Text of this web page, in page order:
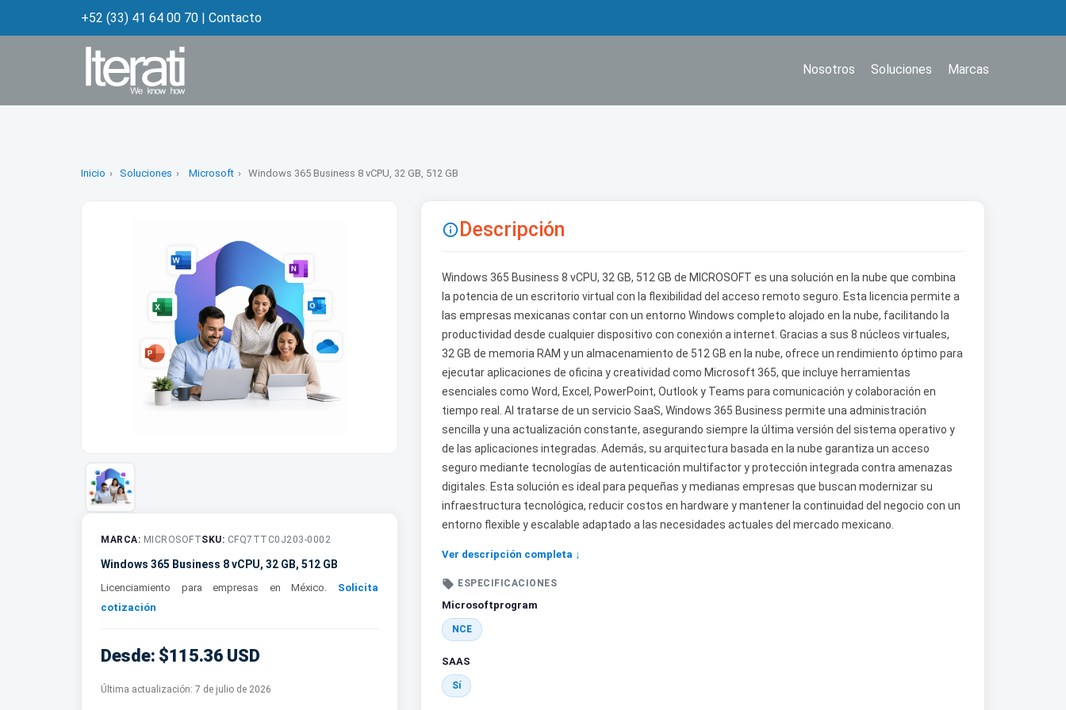
+52 (33) 41 64 00 70 | Contacto
Marcas
Soluciones
Nosotros
Inicio Soluciones Microsoft Windows 365 Business 8 vCPU, 32 GB, 512 GB
MARCA: MICROSOFTSKU: CFQ7TTC0J203-0002
Windows 365 Business 8 vCPU, 32 GB, 512 GB
Licenciamiento para empresas en México. Solicita
cotización
Desde: $115.36 USD
Última actualización: 7 de julio de 2026
 Descripción
Windows 365 Business 8 vCPU, 32 GB, 512 GB de MICROSOFT es una solución en la nube que combina
la potencia de un escritorio virtual con la flexibilidad del acceso remoto seguro. Esta licencia permite a
las empresas mexicanas contar con un entorno Windows completo alojado en la nube, facilitando la
productividad desde cualquier dispositivo con conexión a internet. Gracias a sus 8 núcleos virtuales,
32 GB de memoria RAM y un almacenamiento de 512 GB en la nube, ofrece un rendimiento óptimo para
ejecutar aplicaciones de oficina y creatividad como Microsoft 365, que incluye herramientas
esenciales como Word, Excel, PowerPoint, Outlook y Teams para comunicación y colaboración en
tiempo real. Al tratarse de un servicio SaaS, Windows 365 Business permite una administración
sencilla y una actualización constante, asegurando siempre la última versión del sistema operativo y
de las aplicaciones integradas. Además, su arquitectura basada en la nube garantiza un acceso
seguro mediante tecnologías de autenticación multifactor y protección integrada contra amenazas
digitales. Esta solución es ideal para pequeñas y medianas empresas que buscan modernizar su
infraestructura tecnológica, reducir costos en hardware y mantener la continuidad del negocio con un
entorno flexible y escalable adaptado a las necesidades actuales del mercado mexicano.
Ver descripción completa ↓
 ESPECIFICACIONES
Microsoftprogram
NCE
SAAS
Sí